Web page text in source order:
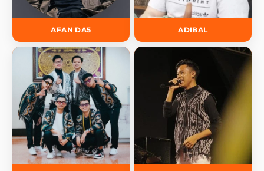
AFAN DA5 ADIBAL